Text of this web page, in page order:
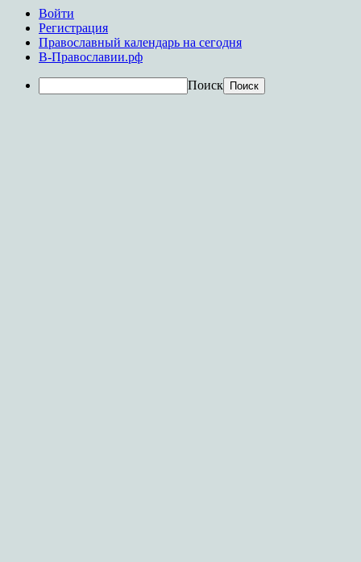
Войти
Регистрация
Православный календарь на сегодня
В-Православии.рф
Поиск